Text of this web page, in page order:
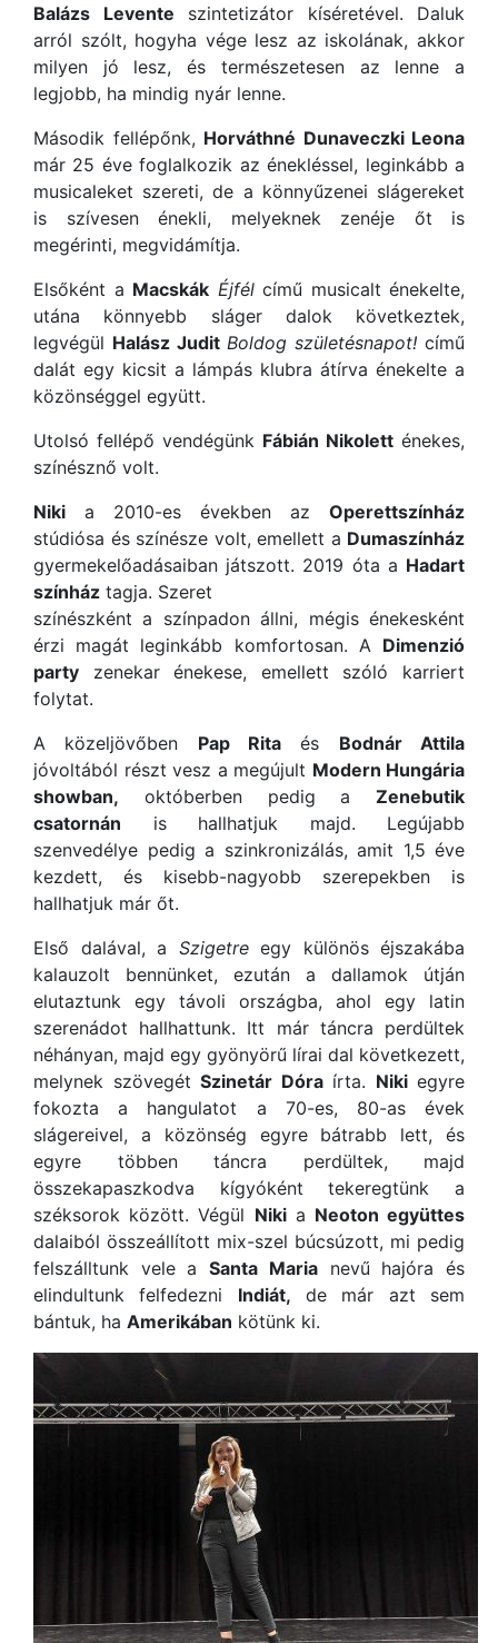
Balázs Levente szintetizátor kíséretével. Daluk
arról szólt, hogyha vége lesz az iskolának, akkor
milyen jó lesz, és természetesen az lenne a
legjobb, ha mindig nyár lenne.
Második fellépőnk, Horváthné Dunaveczki Leona
már 25 éve foglalkozik az énekléssel, leginkább a
musicaleket szereti, de a könnyűzenei slágereket
is szívesen énekli, melyeknek zenéje őt is
megérinti, megvidámítja.
Elsőként a Macskák Éjfélcímű musicalt énekelte,
utána könnyebb sláger dalok következtek,
legvégül Halász Judit Boldog születésnapot! című
dalát egy kicsit a lámpás klubra átírva énekelte a
közönséggel együtt.
Utolsó fellépő vendégünk Fábián Nikolett énekes,
színésznő volt.
Niki a 2010-es években az Operettszínház
stúdiósa és színésze volt, emellett a Dumaszínház
gyermekelőadásaiban játszott. 2019 óta a Hadart
színház tagja. Szeret
színészként a színpadon állni, mégis énekesként
érzi magát leginkább komfortosan. A Dimenzió
party zenekar énekese, emellett szóló karriert
folytat.
A közeljövőben Pap Rita és Bodnár Attila
jóvoltából részt vesz a megújult Modern Hungária
showban, októberben pedig a Zenebutik
csatornán is hallhatjuk majd. Legújabb
szenvedélye pedig a szinkronizálás, amit 1,5 éve
kezdett, és kisebb-nagyobb szerepekben is
hallhatjuk már őt.
Első dalával, a Szigetreegy különös éjszakába
kalauzolt bennünket, ezután a dallamok útján
elutaztunk egy távoli országba, ahol egy latin
szerenádot hallhattunk. Itt már táncra perdültek
néhányan, majd egy gyönyörű lírai dal következett,
melynek szövegét Szinetár Dóraírta. Nikiegyre
fokozta a hangulatot a 70-es, 80-as évek
slágereivel, a közönség egyre bátrabb lett, és
egyre többen táncra perdültek, majd
összekapaszkodva kígyóként tekeregtünk a
széksorok között. Végül Nikia Neoton együttes
dalaiból összeállított mix-szel búcsúzott, mi pedig
felszálltunk vele aSanta Marianevű hajóra és
elindultunk felfedezni Indiát, de már azt sem
bántuk, ha Amerikában kötünk ki.